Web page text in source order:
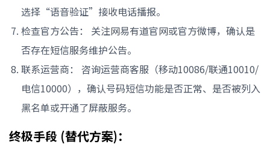
选择“语音验证”接收电话播报。
检查官方公告： 关注网易有道官网或官方微博，确认是
否存在短信服务维护公告。
联系运营商： 咨询运营商客服（移动10086/联通10010/
电信10000），确认号码短信功能是否正常、是否被列入
黑名单或开通了屏蔽服务。
终极手段 (替代方案)：